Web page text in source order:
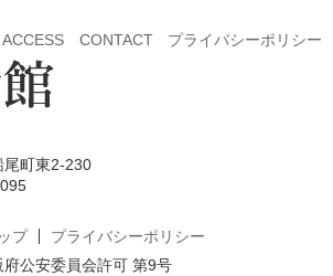
ACCESS CONTACT プライバシーポリシー
尾町東2-230
プ
プライバシーポリシー
公安委員会許可 第9号